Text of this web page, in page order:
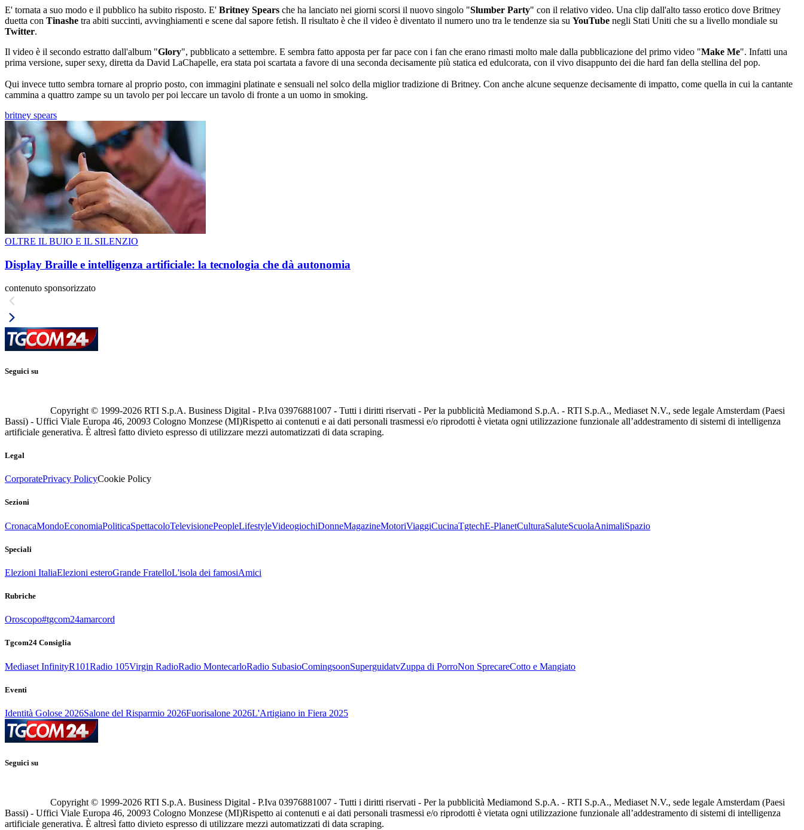
E' tornata a suo modo e il pubblico ha subito risposto. E' Britney Spears che ha lanciato nei giorni scorsi il nuovo singolo "Slumber Party" con il relativo video. Una clip dall'alto tasso erotico dove Britney
duetta con Tinashe tra abiti succinti, avvinghiamenti e scene dal sapore fetish. Il risultato è che il video è diventato il numero uno tra le tendenze sia su YouTube negli Stati Uniti che su a livello mondiale su
Twitter.
Il video è il secondo estratto dall'album "Glory", pubblicato a settembre. E sembra fatto apposta per far pace con i fan che erano rimasti molto male dalla pubblicazione del primo video "Make Me". Infatti una
prima versione, super sexy, diretta da David LaChapelle, era stata poi scartata a favore di una seconda decisamente più statica ed edulcorata, con il vivo disappunto dei die hard fan della stellina del pop.
Qui invece tutto sembra tornare al proprio posto, con immagini platinate e sensuali nel solco della miglior tradizione di Britney. Con anche alcune sequenze decisamente di impatto, come quella in cui la cantante
cammina a quattro zampe su un tavolo per poi leccare un tavolo di fronte a un uomo in smoking.
britney spears
OLTRE IL BUIO E IL SILENZIO
Display Braille e intelligenza artificiale: la tecnologia che dà autonomia
contenuto sponsorizzato
Seguici su
Copyright © 1999-2026 RTI S.p.A. Business Digital - P.Iva 03976881007 - Tutti i diritti riservati - Per la pubblicità Mediamond S.p.A. - RTI S.p.A., Mediaset N.V., sede legale Amsterdam (Paesi
Bassi) - Uffici Viale Europa 46, 20093 Cologno Monzese (MI)Rispetto ai contenuti e ai dati personali trasmessi e/o riprodotti è vietata ogni utilizzazione funzionale all’addestramento di sistemi di intelligenza
artificiale generativa. È altresì fatto divieto espresso di utilizzare mezzi automatizzati di data scraping.
Legal
CorporatePrivacy PolicyCookie Policy
Sezioni
CronacaMondoEconomiaPoliticaSpettacoloTelevisionePeopleLifestyleVideogiochiDonneMagazineMotoriViaggiCucinaTgtechE-PlanetCulturaSaluteScuolaAnimaliSpazio
Speciali
Elezioni ItaliaElezioni esteroGrande FratelloL'isola dei famosiAmici
Rubriche
Oroscopo#tgcom24amarcord
Tgcom24 Consiglia
Mediaset InfinityR101Radio 105Virgin RadioRadio MontecarloRadio SubasioComingsoonSuperguidatvZuppa di PorroNon SprecareCotto e Mangiato
Eventi
Identità Golose 2026Salone del Risparmio 2026Fuorisalone 2026L'Artigiano in Fiera 2025
Seguici su
Copyright © 1999-2026 RTI S.p.A. Business Digital - P.Iva 03976881007 - Tutti i diritti riservati - Per la pubblicità Mediamond S.p.A. - RTI S.p.A., Mediaset N.V., sede legale Amsterdam (Paesi
Bassi) - Uffici Viale Europa 46, 20093 Cologno Monzese (MI)Rispetto ai contenuti e ai dati personali trasmessi e/o riprodotti è vietata ogni utilizzazione funzionale all’addestramento di sistemi di intelligenza
artificiale generativa. È altresì fatto divieto espresso di utilizzare mezzi automatizzati di data scraping.